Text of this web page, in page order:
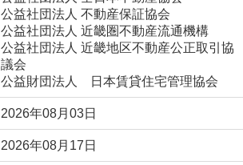
公益社団法人 不動産保証協会
公益社団法人 近畿圏不動産流通機構
公益社団法人 近畿地区不動産公正取引協
議会
公益財団法人 日本賃貸住宅管理協会
2026年08月03日
2026年08月17日